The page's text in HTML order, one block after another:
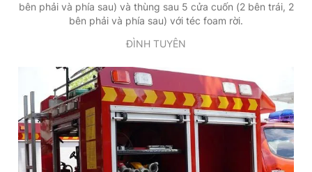
bên phải và phía sau) và thùng sau 5 cửa cuốn (2 bên trái, 2
bên phải và phía sau) với téc foam rời.
ĐÌNH TUYÊN